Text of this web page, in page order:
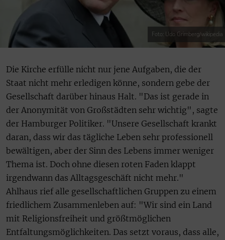
Foto: Udo Grimberg/wikipedia
Die Kirche erfülle nicht nur jene Aufgaben, die der
Staat nicht mehr erledigen könne, sondern gebe der
Gesellschaft darüber hinaus Halt. "Das ist gerade in
der Anonymität von Großstädten sehr wichtig", sagte
der Hamburger Politiker. "Unsere Gesellschaft krankt
daran, dass wir das tägliche Leben sehr professionell
bewältigen, aber der Sinn des Lebens immer weniger
Thema ist. Doch ohne diesen roten Faden klappt
irgendwann das Alltagsgeschäft nicht mehr."
Ahlhaus rief alle gesellschaftlichen Gruppen zu einem
friedlichem Zusammenleben auf: "Wir sind ein Land
mit Religionsfreiheit und größtmöglichen
Entfaltungsmöglichkeiten. Das setzt voraus, dass alle,